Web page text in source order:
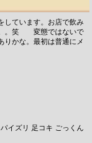
しています。お店で飲み
。。笑 変態ではないで
りかな。最初は普通にメ
イズリ 足コキ ごっくん